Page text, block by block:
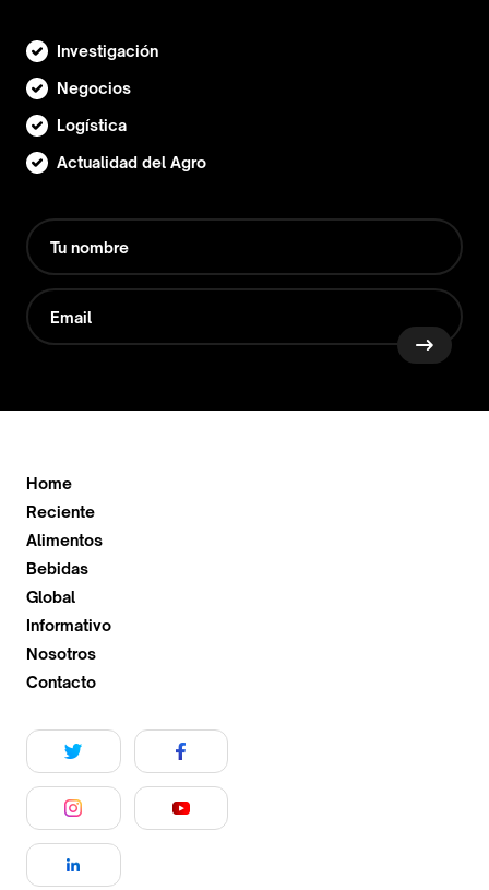
Investigación
Negocios
Logística
Actualidad del Agro
Home
Reciente
Alimentos
Bebidas
Global
Informativo
Nosotros
Contacto